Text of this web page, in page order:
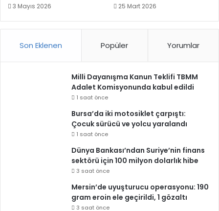
3 Mayıs 2026 25 Mart 2026
Son Eklenen Popüler Yorumlar
Milli Dayanışma Kanun Teklifi TBMM
Adalet Komisyonunda kabul edildi
1 saat önce
Bursa’da iki motosiklet çarpıştı:
Çocuk sürücü ve yolcu yaralandı
1 saat önce
Dünya Bankası’ndan Suriye’nin finans
sektörü için 100 milyon dolarlık hibe
3 saat önce
Mersin’de uyuşturucu operasyonu: 190
gram eroin ele geçirildi, 1 gözaltı
3 saat önce